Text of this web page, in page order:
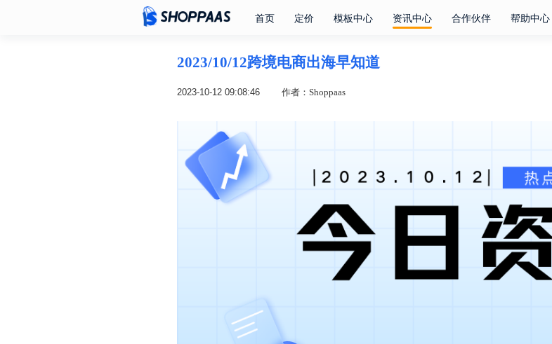
首页 定价 模板中心 资讯中心 合作伙伴 帮助中心
2023/10/12跨境电商出海早知道
2023-10-12 09:08:46 作者：Shoppaas